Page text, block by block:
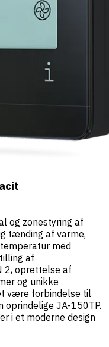
og zonestyring af
tænding af varme,
med
af
2, oprettelse af
og unikke
være forbindelse til
JA-150TP.
i et moderne design